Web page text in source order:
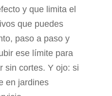
y que limita el
que puedes
paso a paso y
ese límite para
sin cortes. Y ojo: si
en jardines